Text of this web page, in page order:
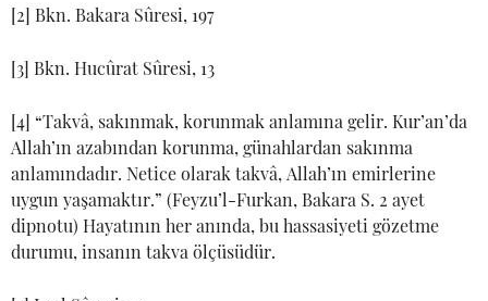
[2] Bkn. Bakara Sûresi, 197
[3] Bkn. Hucûrat Sûresi, 13
[4] “Takvâ, sakınmak, korunmak anlamına gelir. Kur’an’da
Allah’ın azabından korunma, günahlardan sakınma
anlamındadır. Netice olarak takvâ, Allah’ın emirlerine
uygun yaşamaktır.” (Feyzu’l-Furkan, Bakara S. 2 ayet
dipnotu) Hayatının her anında, bu hassasiyeti gözetme
durumu, insanın takva ölçüsüdür.